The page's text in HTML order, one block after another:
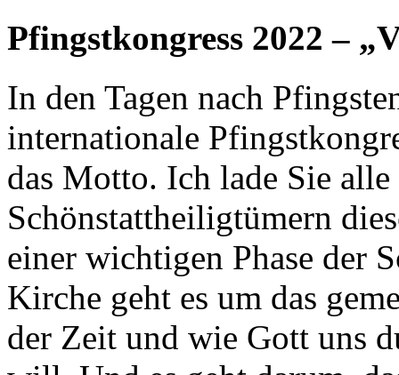
Pfingstkongress 2022 –
In den Tagen nach
internationale
das Motto. Ich lade Sie
Schönstattheiligtümern
einer wichtigen Phase der
Kirche geht es um das
der Zeit und wie Gott uns